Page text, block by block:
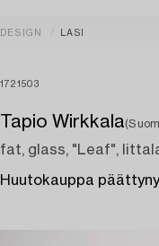
DESIGN LASI
1721503
Tapio Wirkkala
fat, glass, "Leaf",
Huutokauppa